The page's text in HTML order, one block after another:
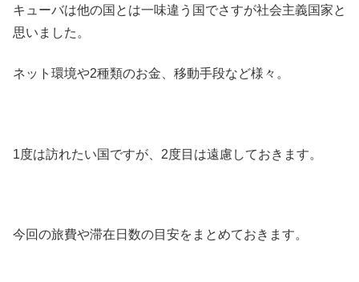
キューバは他の国とは一味違う国でさすが社会主義国家と
思いました。
ネット環境や2種類のお金、移動手段など様々。
1度は訪れたい国ですが、2度目は遠慮しておきます。
今回の旅費や滞在日数の目安をまとめておきます。